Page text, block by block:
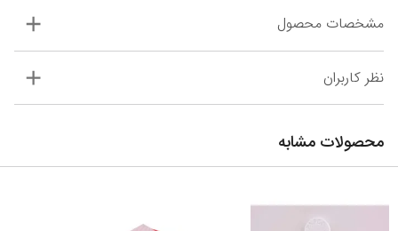
مشخصات محصول
نظر کاربران
محصولات مشابه